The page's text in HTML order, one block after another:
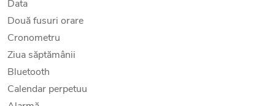
Data
Două fusuri orare
Cronometru
Ziua săptămânii
Bluetooth
Calendar perpetuu